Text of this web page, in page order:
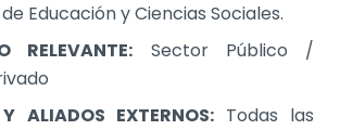
Educación y Ciencias Sociales.
RELEVANTE: Sector Público /
ALIADOS EXTERNOS: Todas las